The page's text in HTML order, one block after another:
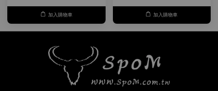
加入購物車 加入購物車